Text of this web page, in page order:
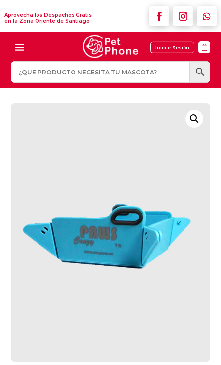
Aprovecha los Despachos Gratis
en la Zona Oriente de Santiago
Iniciar Sesión 